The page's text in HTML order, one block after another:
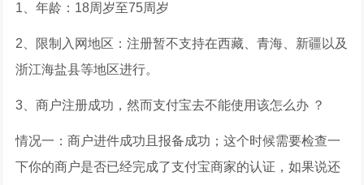
1、年龄：18周岁至75周岁
2、限制入网地区：注册暂不支持在西藏、青海、新疆以及
浙江海盐县等地区进行。
3、商户注册成功，然而支付宝去不能使用该怎么办 ？
情况一：商户进件成功且报备成功；这个时候需要检查一
下你的商户是否已经完成了支付宝商家的认证，如果说还